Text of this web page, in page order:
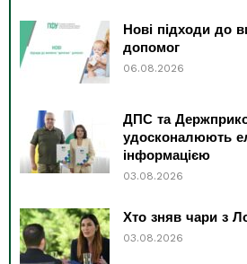
Нові підходи до
допомог
06.08.2026
ДПС та
удосконалюють
інформацією
03.08.2026
Хто зняв чари з
03.08.2026